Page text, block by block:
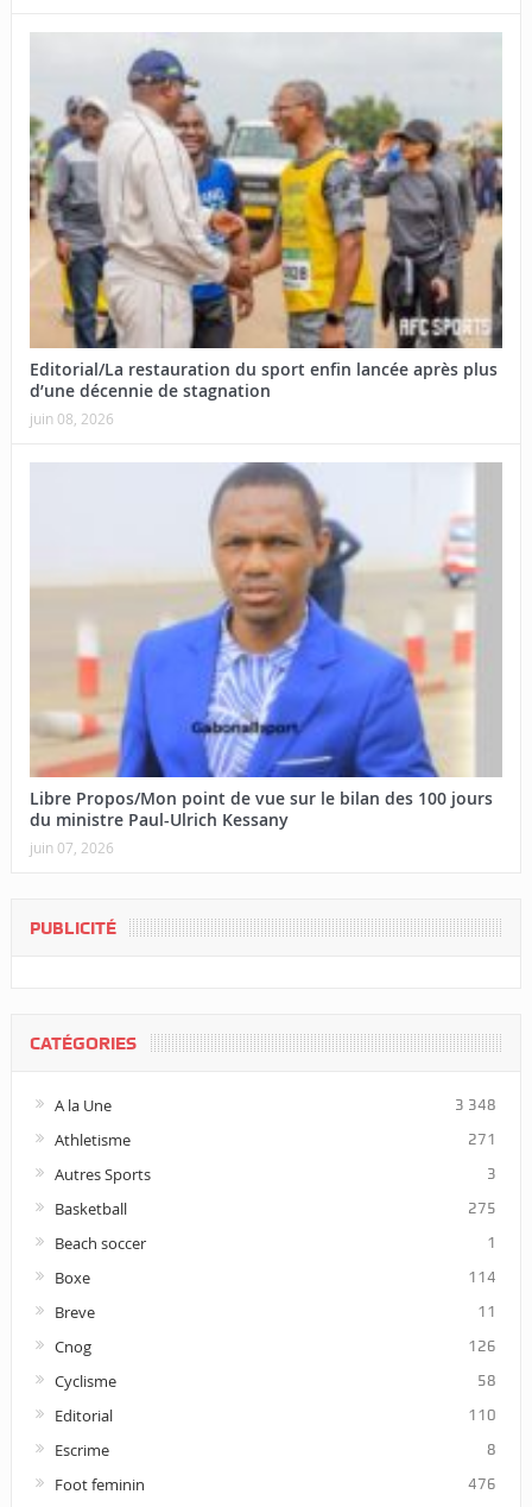
Editorial/La restauration du sport enfin lancée après plus
d’une décennie de stagnation
juin 08, 2026
Libre Propos/Mon point de vue sur le bilan des 100 jours
du ministre Paul-Ulrich Kessany
juin 07, 2026
PUBLICITÉ
CATÉGORIES
A la Une 3 348
Athletisme 271
Autres Sports 3
Basketball 275
Beach soccer 1
Boxe 114
Breve 11
Cnog 126
Cyclisme 58
Editorial 110
Escrime 8
Foot feminin 476